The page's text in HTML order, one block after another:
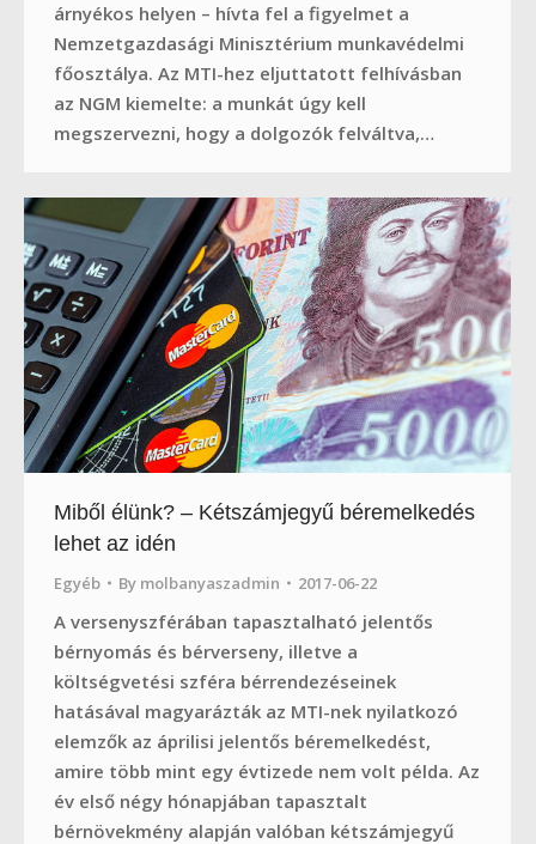
árnyékos helyen – hívta fel a figyelmet a
Nemzetgazdasági Minisztérium munkavédelmi
főosztálya. Az MTI-hez eljuttatott felhívásban
az NGM kiemelte: a munkát úgy kell
megszervezni, hogy a dolgozók felváltva,…
Miből élünk? – Kétszámjegyű béremelkedés
lehet az idén
Egyéb By molbanyaszadmin 2017-06-22
A versenyszférában tapasztalható jelentős
bérnyomás és bérverseny, illetve a
költségvetési szféra bérrendezéseinek
hatásával magyarázták az MTI-nek nyilatkozó
elemzők az áprilisi jelentős béremelkedést,
amire több mint egy évtizede nem volt példa. Az
év első négy hónapjában tapasztalt
bérnövekmény alapján valóban kétszámjegyű